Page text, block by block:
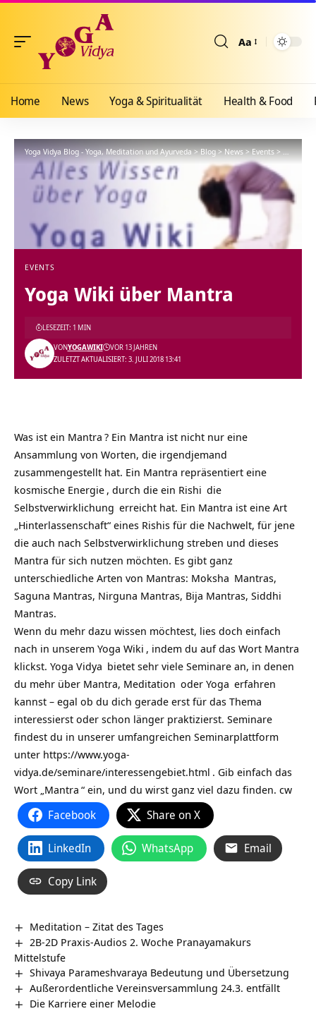
Aa
Home News Yoga & Spiritualität Health & Food
Yoga Vidya Blog - Yoga, Meditation und Ayurveda>Blog>News>Events>Yoga
EVENTS
Yoga Wiki über Mantra
ZULETZT AKTUALISIERT: 3. JULI 2018 13:41
VONYOGAWIKI VOR 13 JAHREN
LESEZEIT: 1 MIN
Was ist ein Mantra ? Ein Mantra ist nicht nur eine
Ansammlung von Worten, die irgendjemand
zusammengestellt hat. Ein Mantra repräsentiert eine
kosmische Energie , durch die ein Rishi die
Selbstverwirklichung erreicht hat. Ein Mantra ist eine Art
„Hinterlassenschaft“ eines Rishis für die Nachwelt, für jene
die auch nach Selbstverwirklichung streben und dieses
Mantra für sich nutzen möchten. Es gibt ganz
unterschiedliche Arten von Mantras: Moksha Mantras,
Saguna Mantras, Nirguna Mantras, Bija Mantras, Siddhi
Mantras.
Wenn du mehr dazu wissen möchtest, lies doch einfach
nach in unserem Yoga Wiki , indem du auf das Wort Mantra
klickst. Yoga Vidya bietet sehr viele Seminare an, in denen
du mehr über Mantra, Meditation oder Yoga erfahren
kannst – egal ob du dich gerade erst für das Thema
interessierst oder schon länger praktizierst. Seminare
findest du in unserer umfangreichen Seminarplattform
unter https://www.yoga-
vidya.de/seminare/interessengebiet.html . Gib einfach das
Wort „ Mantra “ ein, und du wirst ganz viel dazu finden. cw
Facebook Share on X
LinkedIn WhatsApp Email
Copy Link
Meditation – Zitat des Tages
2B-2D Praxis-Audios 2. Woche Pranayamakurs
Mittelstufe
Shivaya Parameshvaraya Bedeutung und Übersetzung
Außerordentliche Vereinsversammlung 24.3. entfällt
Die Karriere einer Melodie